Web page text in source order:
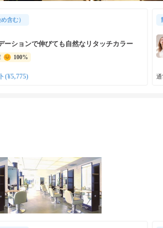
含む）
ーションで伸びても自然なリタッチカラー
100%
(¥5,775) 通